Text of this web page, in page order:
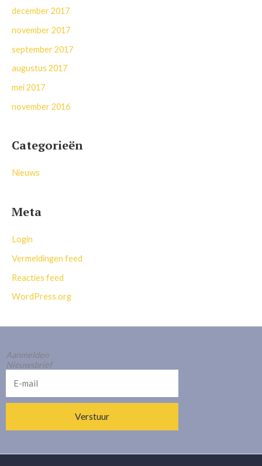
december 2017
november 2017
september 2017
augustus 2017
mei 2017
november 2016
Categorieën
Nieuws
Meta
Login
Vermeldingen feed
Reacties feed
WordPress.org
Aanmelden
Nieuwsbrief
mail
Verstuur